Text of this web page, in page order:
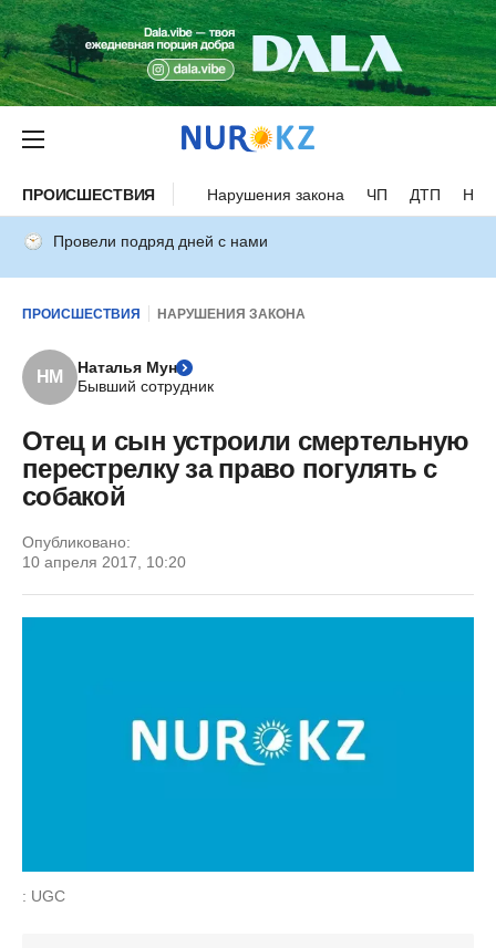
ПРОИСШЕСТВИЯ Нарушения закона ЧП ДТП
Провели подряд дней с нами
ПРОИСШЕСТВИЯ НАРУШЕНИЯ ЗАКОНА
НМ
Наталья Мун
Бывший сотрудник
Отец и сын устроили смертельную
перестрелку за право погулять с
собакой
Опубликовано:
10 апреля 2017, 10:20
: UGC